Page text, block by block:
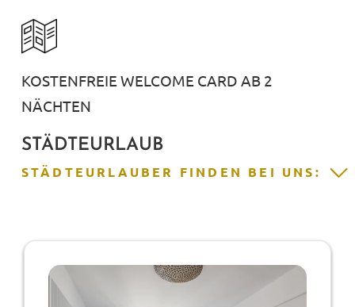
STÄDTEURLAUB
STÄDTEURLAUBER FINDEN BEI UNS:
KOSTENFREIE WELCOME CARD AB 2
NÄCHTEN